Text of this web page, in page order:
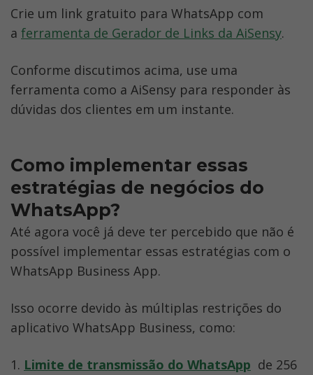
Crie um link gratuito para WhatsApp com
a ferramenta de Gerador de Links da AiSensy.
Conforme discutimos acima, use uma
ferramenta como a AiSensy para responder às
dúvidas dos clientes em um instante.
Como implementar essas
estratégias de negócios do
WhatsApp?
Até agora você já deve ter percebido que não é
possível implementar essas estratégias com o
WhatsApp Business App.
Isso ocorre devido às múltiplas restrições do
aplicativo WhatsApp Business, como:
1. Limite de transmissão do WhatsApp de 256